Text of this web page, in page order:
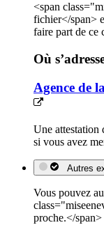
<span
fichier</span>
faire part de ce
Où
Agence de
Une attestation
si vous avez
Autres
Vous pouvez
proche.</span>